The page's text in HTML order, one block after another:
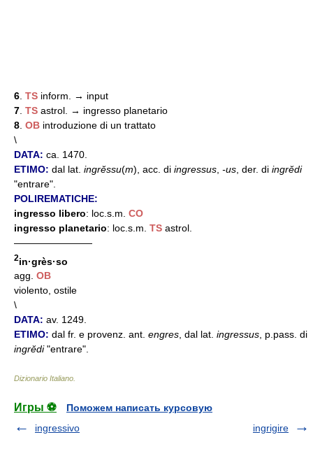
6 TS inform. → input
7 TS astrol. → ingresso planetario
8 OB introduzione di un trattato
\
DATA: ca. 1470.
ETIMO: dal lat. ingrĕssu(m), acc. di ingressus -us , der. di ingrĕdi
"entrare".
POLIREMATICHE:
ingresso libero: loc.s.m. CO
ingresso planetario: loc.s.m. TS astrol.
————————
2in·grès·so
agg. OB
violento, ostile
\
DATA: av. 1249.
ETIMO: dal fr. e provenz. ant. engres, dal lat. ingressus, p.pass. di
ingrĕdi"entrare".
Dizionario Italiano
Игры ⚽
Поможем написать курсовую
ingressivo
ingrigire